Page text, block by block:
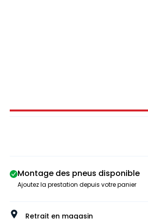
Image 1 sur 3
Montage des pneus disponible
Ajoutez la prestation depuis votre panier
Retrait en magasin